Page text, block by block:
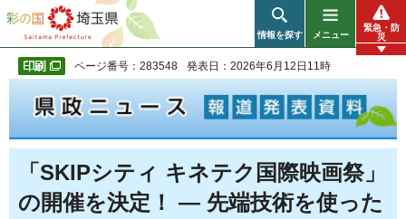
彩の国 埼玉県
情報を探す メニュー
緊急・防
災
ページ番号：283548 発表日：2026年6月12日11時
「SKIPシティ キネテク国際映画祭」
の開催を決定！ ― 先端技術を使った